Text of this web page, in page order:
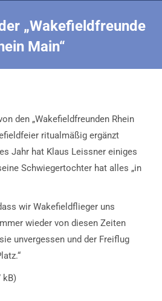
„Wakefieldfreunde
Main“
den „Wakefieldfreunden Rhein
ritualmäßig ergänzt
Jahr hat Klaus Leissner einiges
Schwiegertochter hat alles „in
wir Wakefieldflieger uns
wieder von diesen Zeiten
unvergessen und der Freiflug
kB)